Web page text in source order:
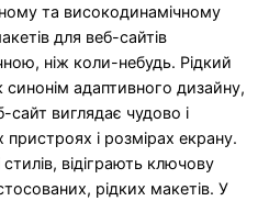
та високодинамічному
для веб-сайтів
ніж коли-небудь. Рідкий
адаптивного дизайну,
виглядає чудово і
пристроях і розмірах екрану.
відіграють ключову
рідких макетів. У